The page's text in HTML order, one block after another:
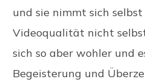
und sie nimmt sich
Videoqualität nicht
sich so aber wohler und
Begeisterung und